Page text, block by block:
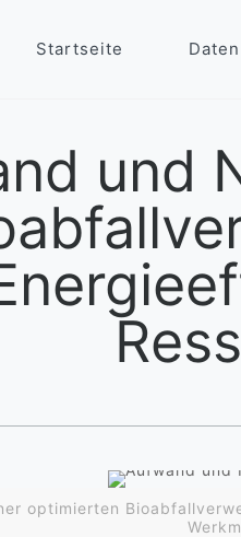
Startseite Daten
und
optimierten